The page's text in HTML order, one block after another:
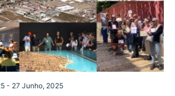
- 27 Junho, 2025